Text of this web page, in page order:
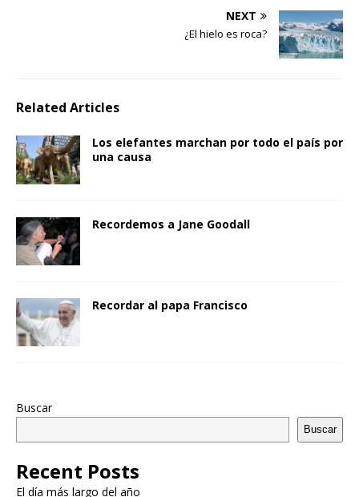
NEXT
¿El hielo es roca?
Related Articles
Los elefantes marchan por todo el país por
una causa
Recordemos a Jane Goodall
Recordar al papa Francisco
Buscar
Buscar
Recent Posts
El día más largo del año